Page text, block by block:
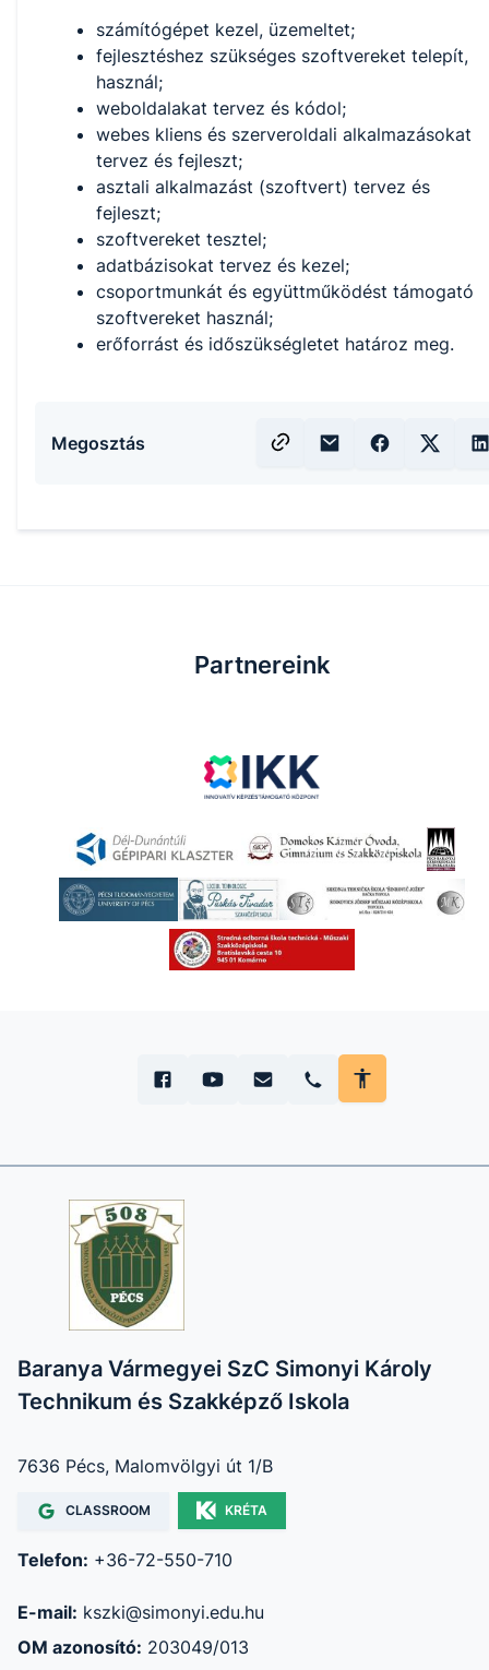
számítógépet kezel, üzemeltet;
fejlesztéshez szükséges szoftvereket telepít,
használ;
weboldalakat tervez és kódol;
webes kliens és szerveroldali alkalmazásokat
tervez és fejleszt;
asztali alkalmazást (szoftvert) tervez és
fejleszt;
szoftvereket tesztel;
adatbázisokat tervez és kezel;
csoportmunkát és együttműködést támogató
szoftvereket használ;
erőforrást és időszükségletet határoz meg.
Megosztás
Partnereink
Baranya Vármegyei SzC Simonyi Károly
Technikum és Szakképző Iskola
7636 Pécs, Malomvölgyi út 1/B
CLASSROOM KRÉTA
Telefon: +36-72-550-710
E-mail: kszki@simonyi.edu.hu
OM azonosító: 203049/013